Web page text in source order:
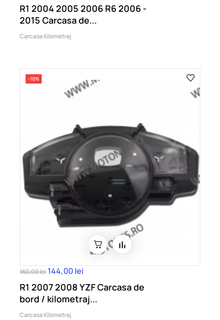
R1 2004 2005 2006 R6 2006 -
2015 Carcasa de...
Carcasa Kilometraj
-10%
160,00 lei 144,00 lei
R1 2007 2008 YZF Carcasa de
bord / kilometraj...
Carcasa Kilometraj